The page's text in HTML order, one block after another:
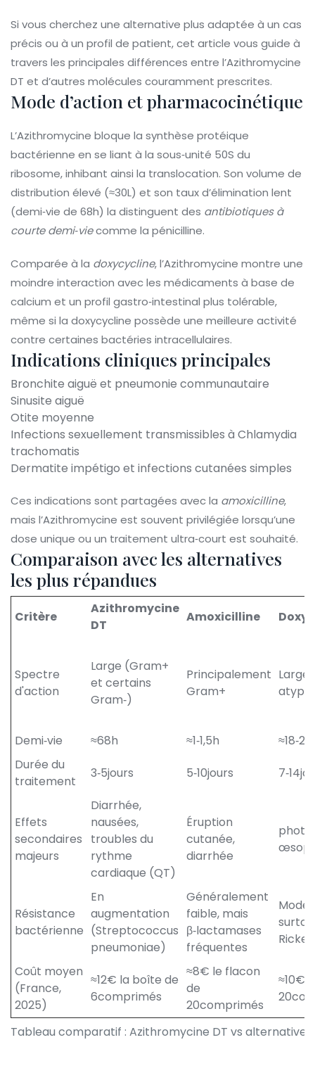
Si vous cherchez une alternative plus adaptée à un cas
précis ou à un profil de patient, cet article vous guide à
travers les principales différences entre l’Azithromycine
DT et d’autres molécules couramment prescrites.
Mode d’action et pharmacocinétique
L’Azithromycine bloque la synthèse protéique
bactérienne en se liant à la sous‑unité 50S du
ribosome, inhibant ainsi la translocation. Son volume de
distribution élevé (≈30L) et son taux d’élimination lent
(demi‑vie de 68h) la distinguent des antibiotiques à
courte demi‑viecomme la pénicilline.
Comparée à la doxycycline, l’Azithromycine montre une
moindre interaction avec les médicaments à base de
calcium et un profil gastro‑intestinal plus tolérable,
même si la doxycycline possède une meilleure activité
contre certaines bactéries intracellulaires.
Indications cliniques principales
Bronchite aiguë et pneumonie communautaire
Sinusite aiguë
Otite moyenne
Infections sexuellement transmissibles à Chlamydia
trachomatis
Dermatite impétigo et infections cutanées simples
Ces indications sont partagées avec la amoxicilline,
mais l’Azithromycine est souvent privilégiée lorsqu’une
dose unique ou un traitement ultra‑court est souhaité.
Comparaison avec les alternatives
les plus répandues
Tableau comparatif : Azithromycine DT vs alternatives
Critère
Azithromycine
DT
Amoxicilline
Spectre
d'action
Large (Gram+
et certains
Gram‑)
Principalement
Gram+
Demi‑vie ≈68h ≈1‑1,5h
Durée du
traitement
3‑5jours 5‑10jours
Effets
secondaires
majeurs
Diarrhée,
nausées,
troubles du
rythme
cardiaque (QT)
Éruption
cutanée,
diarrhée
Résistance
bactérienne
En
augmentation
(Streptococcus
pneumoniae)
Généralement
faible, mais
β‑lactamases
fréquentes
Coût moyen
(France,
2025)
≈12€ la boîte de
6comprimés
≈8€ le flacon
de
20comprimés
≈10€